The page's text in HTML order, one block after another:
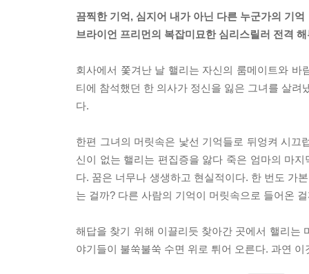
끔찍한 기억, 심지어 내가 아닌 다른 누군가의 기억
브라이언 프리먼의 복잡미묘한 심리스릴러 전격
회사에서 쫓겨난 날 핼리는 자신의 룸메이트와
티에 참석했던 한 의사가 정신을 잃은 그녀를 살
다.
한편 그녀의 머릿속은 낯선 기억들로 뒤엉켜 시
신이 없는 핼리는 편집증을 앓다 죽은 엄마의 마
다. 꿈은 너무나 생생하고 현실적이다. 한 번도 가
는 걸까? 다른 사람의 기억이 머릿속으로 들어온
해답을 찾기 위해 이끌리듯 찾아간 곳에서 핼리는
야기들이 불쑥불쑥 수면 위로 튀어 오른다. 과연